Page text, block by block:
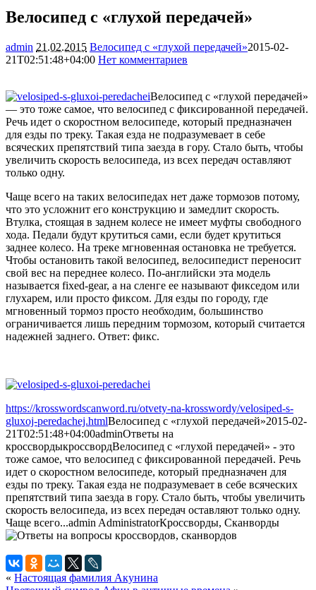
Велосипед с «глухой передачей»
admin 21.02.2015 Велосипед с «глухой передачей»2015-02-
21T02:51:48+04:00 Нет комментариев
Велосипед с «глухой передачей»
— это тоже самое, что велосипед с фиксированной передачей.
Речь идет о скоростном велосипеде, который предназначен
для езды по треку. Такая езда не подразумевает в себе
всяческих препятствий типа заезда в гору. Стало быть, чтобы
увеличить скорость велосипеда, из всех передач оставляют
только одну.
Чаще всего на таких велосипедах нет даже тормозов потому,
что это усложнит его конструкцию и замедлит скорость.
Втулка, стоящая в заднем колесе не имеет муфты свободного
хода. Педали будут крутиться сами, если будет крутиться
заднее колесо. На треке мгновенная остановка не требуется.
Чтобы остановить такой велосипед, велосипедист переносит
свой вес на переднее колесо. По-английски эта модель
называется fixed-gear, а на сленге ее называют фикседом или
глухарем, или просто фиксом. Для езды по городу, где
мгновенный тормоз просто необходим, большинство
ограничивается лишь передним тормозом, который считается
надежней заднего. Ответ: фикс.
https://krosswordscanword.ru/otvety-na-krosswordy/velosiped-s-
gluxoj-peredachej.htmlВелосипед с «глухой передачей»2015-02-
21T02:51:48+04:00adminОтветы на
кроссвордыкроссвордВелосипед с «глухой передачей» - это
тоже самое, что велосипед с фиксированной передачей. Речь
идет о скоростном велосипеде, который предназначен для
езды по треку. Такая езда не подразумевает в себе всяческих
препятствий типа заезда в гору. Стало быть, чтобы увеличить
скорость велосипеда, из всех передач оставляют только одну.
Чаще всего...admin AdministratorКроссворды, Сканворды
« Настоящая фамилия Акунина